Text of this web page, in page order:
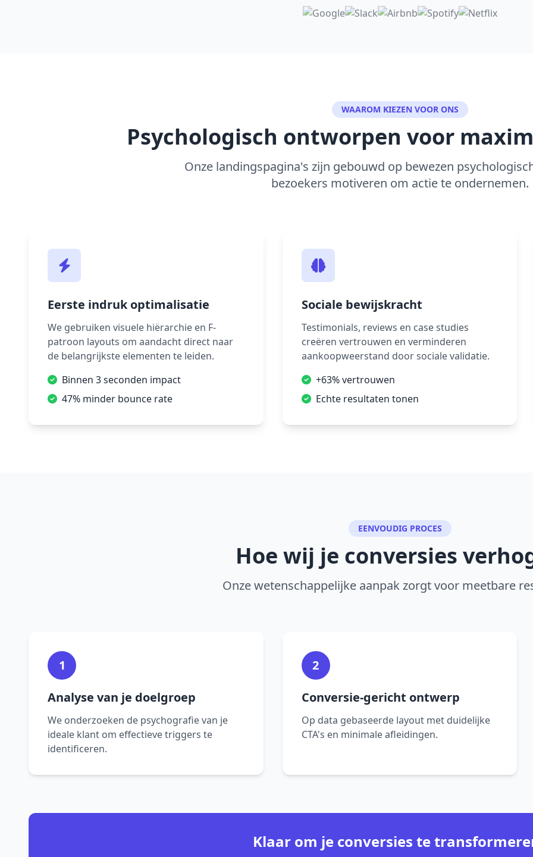
WAAROM KIEZEN VOOR ONS
Psychologisch ontworpen voor
Onze landingspagina's zijn gebouwd op bewezen
bezoekers motiveren om actie te ondernemen.
Eerste indruk optimalisatie
We gebruiken visuele hiërarchie en F-
patroon layouts om aandacht direct naar
de belangrijkste elementen te leiden.
Binnen 3 seconden impact
47% minder bounce rate
Sociale bewijskracht
Testimonials, reviews en case studies
creëren vertrouwen en verminderen
aankoopweerstand door sociale validatie.
+63% vertrouwen
Echte resultaten tonen
EENVOUDIG PROCES
Hoe wij je conversies
Onze wetenschappelijke aanpak zorgt voor meetbare
1
Analyse van je doelgroep
We onderzoeken de psychografie van je
ideale klant om effectieve triggers te
identificeren.
2
Conversie-gericht ontwerp
Op data gebaseerde layout met duidelijke
CTA's en minimale afleidingen.
Klaar om je conversies te